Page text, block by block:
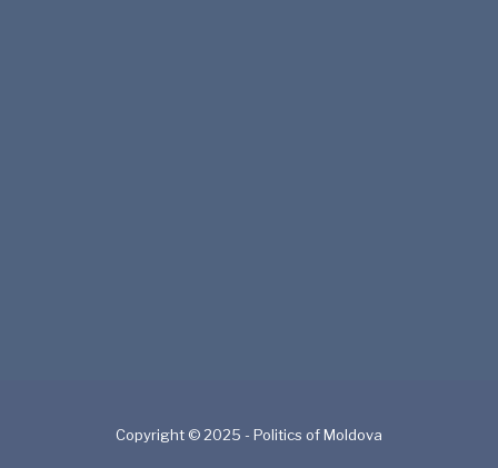
Copyright © 2025 - Politics of Moldova